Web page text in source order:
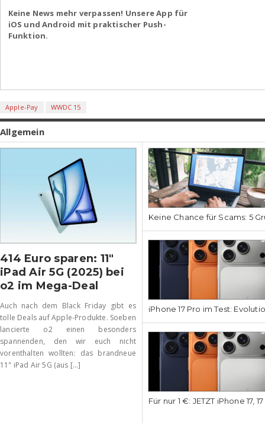
Keine News mehr verpassen! Unsere App für
iOS und Android mit praktischer Push-
Funktion.
Apple-Pay WWDC 15
Allgemein
414 Euro sparen: 11″
iPad Air 5G (2025) bei
o2 im Mega-Deal
Auch nach dem Black Friday gibt es
tolle Deals auf Apple-Produkte. Soeben
lancierte o2 einen besonders
spannenden, den wir euch nicht
vorenthalten wollten: das brandneue
11" iPad Air 5G (aus [...]
Keine Chance für Scams: 5
iPhone 17 Pro im Test:
Für nur 1 €: JETZT iPhone 17,